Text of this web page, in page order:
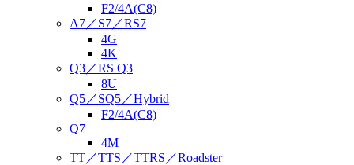
F2/4A(C8)
A7／S7／RS7
4G
4K
Q3／RS Q3
8U
Q5／SQ5／Hybrid
F2/4A(C8)
Q7
4M
TT／TTS／TTRS／Roadster